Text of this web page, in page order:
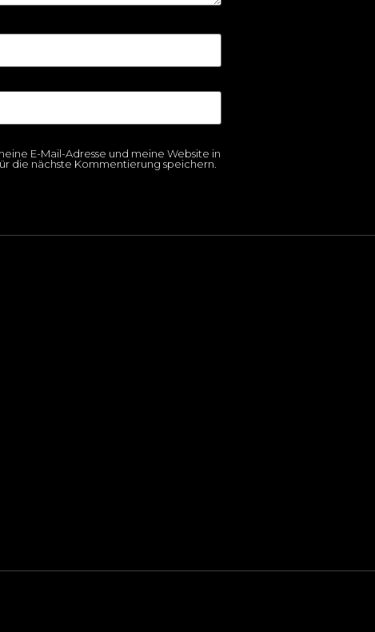
E-Mail-Adresse und meine Website in
die nächste Kommentierung speichern.